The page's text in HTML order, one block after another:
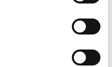
energia